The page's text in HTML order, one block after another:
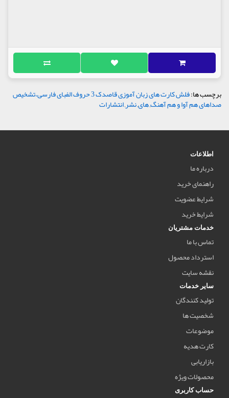
برچسب ها: فلش کارت های زبان آموزی قاصدک 3 حروف الفبای فارسی،تشخیص
صداهای هم آوا و هم آهنگ,های,نشر,انتشارات
اطلاعات
درباره ما
راهنمای خرید
شرایط عضویت
شرایط خرید
خدمات مشتریان
تماس با ما
استرداد محصول
نقشه سایت
سایر خدمات
تولید کنندگان
شخصیت ها
موضوعات
کارت هدیه
بازاریابی
محصولات ویژه
حساب کاربری